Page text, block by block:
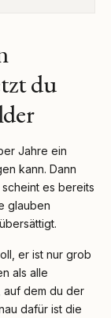
du
Jahre ein
kann. Dann
es bereits
glauben
er ist nur grob
als alle
auf dem du der
dafür ist die